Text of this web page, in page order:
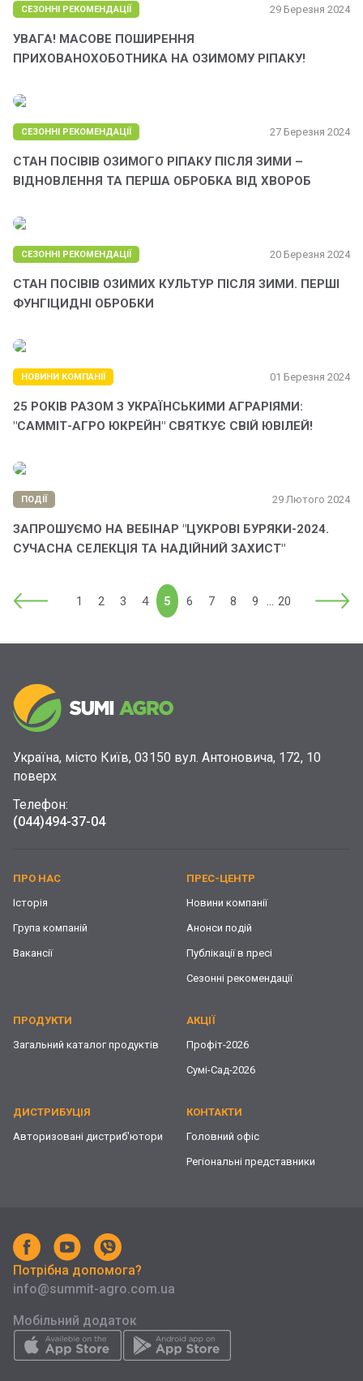
СЕЗОННІ РЕКОМЕНДАЦІЇ 29 Березня 2024
УВАГА! МАСОВЕ ПОШИРЕННЯ
ПРИХОВАНОХОБОТНИКА НА ОЗИМОМУ РІПАКУ!
СЕЗОННІ РЕКОМЕНДАЦІЇ 27 Березня 2024
СТАН ПОСІВІВ ОЗИМОГО РІПАКУ ПІСЛЯ ЗИМИ –
ВІДНОВЛЕННЯ ТА ПЕРША ОБРОБКА ВІД ХВОРОБ
СЕЗОННІ РЕКОМЕНДАЦІЇ 20 Березня 2024
СТАН ПОСІВІВ ОЗИМИХ КУЛЬТУР ПІСЛЯ ЗИМИ. ПЕРШІ
ФУНГІЦИДНІ ОБРОБКИ
НОВИНИ КОМПАНІЇ 01 Березня 2024
25 РОКІВ РАЗОМ З УКРАЇНСЬКИМИ АГРАРІЯМИ:
"САММІТ-АГРО ЮКРЕЙН" СВЯТКУЄ СВІЙ ЮВІЛЕЙ!
ПОДІЇ 29 Лютого 2024
ЗАПРОШУЄМО НА ВЕБІНАР "ЦУКРОВІ БУРЯКИ-2024.
СУЧАСНА СЕЛЕКЦІЯ ТА НАДІЙНИЙ ЗАХИСТ"
1 2 3 4 5 6 7 8 9 ... 20
Україна, місто Київ, 03150 вул. Антоновича, 172, 10
поверх
Телефон:
(044)494-37-04
ПРО НАС
Історія
Група компаній
Вакансії
ПРЕС-ЦЕНТР
Новини компанії
Анонси подій
Публікації в пресі
Сезонні рекомендації
ПРОДУКТИ
Загальний каталог продуктів
АКЦІЇ
Профіт-2026
Сумі-Сад-2026
ДИСТРИБУЦІЯ
Авторизовані дистриб'ютори
КОНТАКТИ
Головний офіс
Регіональні представники
Потрібна допомога?
info@summit-agro.com.ua
Мобільний додаток